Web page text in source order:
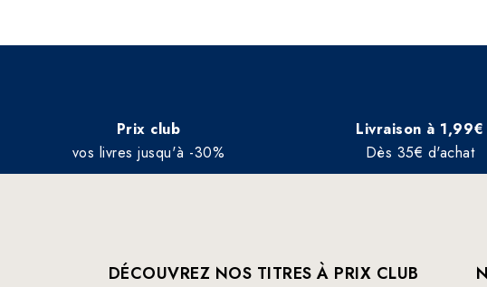
Prix club
vos livres jusqu'à -30%
Livraison à 1,99€
Dès 35€ d'achat
DÉCOUVREZ NOS TITRES À PRIX CLUB